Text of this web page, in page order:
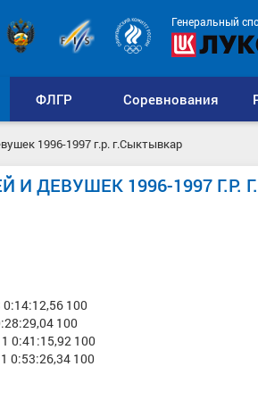
Генеральный
ФЛГР Соревнования
1996-1997 г.р. г.Сыктывкар
ДЕВУШЕК 1996-1997 Г.Р.
100
100
0:41:15,92 100
0:53:26,34 100